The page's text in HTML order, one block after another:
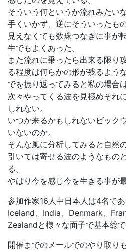
そういう何というか流れみたい
手くいかず、逆にそういったも
見えなくても数珠つなぎに事が
生でもよくあった。
また流れに乗ったら出来る限り
る程度は何らかの形が残るよう
でを振り返ってみると私の場合
次々やってくる波を見極めそれ
しれない。
いつか来るかもしれないビック
いないのか。
そんな風に分析してみると自然
引いては寄せる波のようなもの
る。
やはり今を感じ今を生きる事が
参加作家16人中日本人は4名であ
Iceland、India、Denmark、
Zealandと様々な面子で基本総て
開催までのメールでのやり取り